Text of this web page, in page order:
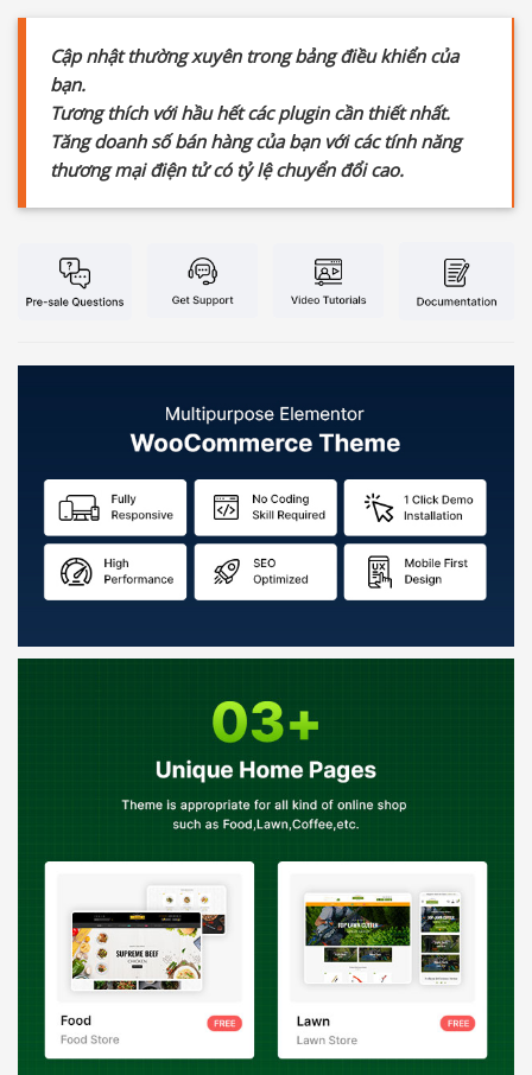
Cập nhật thường xuyên trong bảng điều khiển của
bạn.
Tương thích với hầu hết các plugin cần thiết nhất.
Tăng doanh số bán hàng của bạn với các tính năng
thương mại điện tử có tỷ lệ chuyển đổi cao.